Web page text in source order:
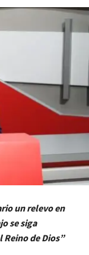
un relevo en
se siga
de Dios”